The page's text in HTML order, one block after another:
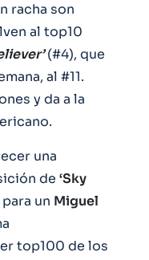
racha son
al top10
(#4), que
al #11.
y da a la
una
de ‘Sky
un Miguel
top100 de los